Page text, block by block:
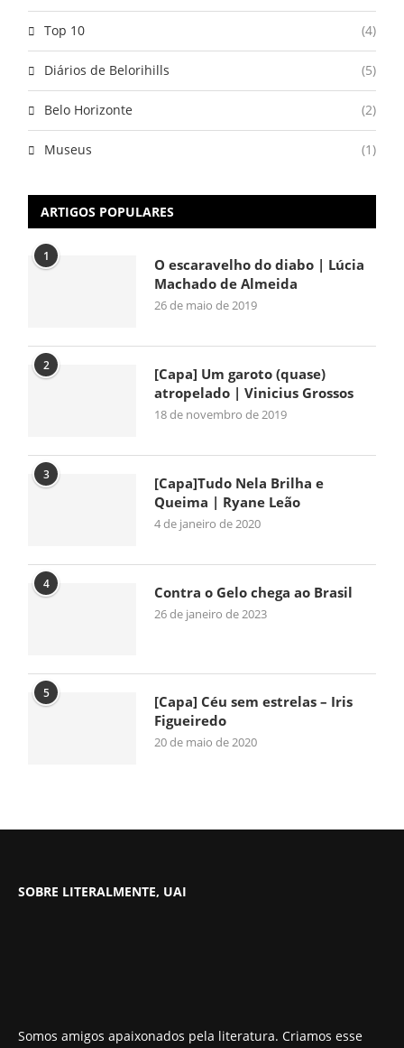
Top 10 (4)
Diários de Belorihills (5)
Belo Horizonte (2)
Museus (1)
ARTIGOS POPULARES
1
O escaravelho do diabo | Lúcia
Machado de Almeida
26 de maio de 2019
2
[Capa] Um garoto (quase)
atropelado | Vinicius Grossos
18 de novembro de 2019
3
[Capa]Tudo Nela Brilha e
Queima | Ryane Leão
4 de janeiro de 2020
4 Contra o Gelo chega ao Brasil
26 de janeiro de 2023
5
[Capa] Céu sem estrelas – Iris
Figueiredo
20 de maio de 2020
SOBRE LITERALMENTE, UAI
Somos amigos apaixonados pela literatura. Criamos esse